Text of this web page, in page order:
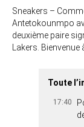
Sneakers –
Antetokounmpo
deuxième paire
Lakers. Bienvenue
Toute
17:40